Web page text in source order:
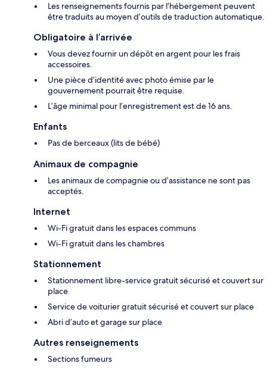
Les renseignements fournis par l’hébergement peuvent
être traduits au moyen d’outils de traduction automatique.
Obligatoire à l’arrivée
Vous devez fournir un dépôt en argent pour les frais
accessoires.
Une pièce d’identité avec photo émise par le
gouvernement pourrait être requise.
L’âge minimal pour l’enregistrement est de 16 ans.
Enfants
Pas de berceaux (lits de bébé)
Animaux de compagnie
Les animaux de compagnie ou d’assistance ne sont pas
acceptés.
Internet
Wi-Fi gratuit dans les espaces communs
Wi-Fi gratuit dans les chambres
Stationnement
Stationnement libre-service gratuit sécurisé et couvert sur
place
Service de voiturier gratuit sécurisé et couvert sur place
Abri d’auto et garage sur place
Autres renseignements
Sections fumeurs